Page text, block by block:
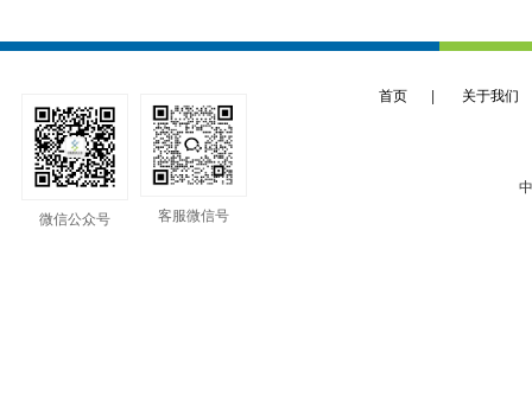
首页 关于我们
微信公众号
客服微信号